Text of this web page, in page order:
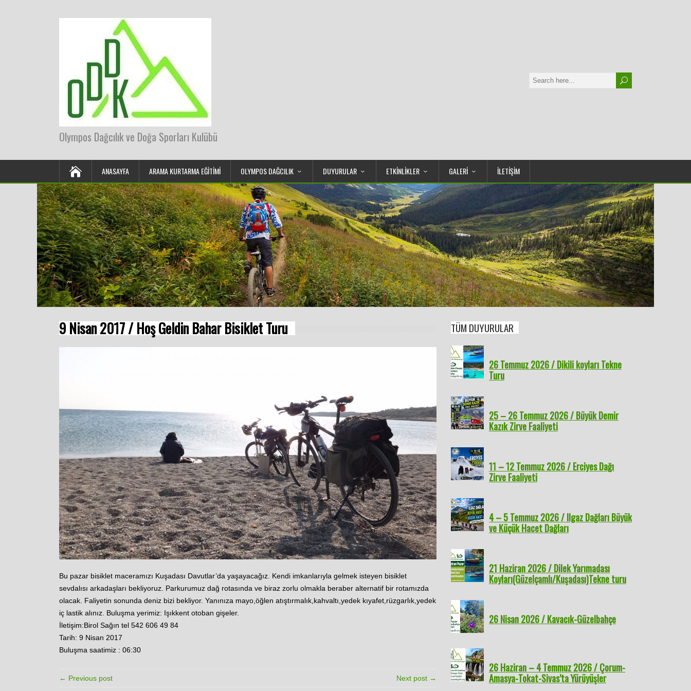
Olympos Dağcılık ve Doğa Sporları Kulübü
ANASAYFA ARAMA KURTARMA EĞITIMI OLYMPOS DAĞCILIK DUYURULAR ETKİNLİKLER GALERİ İLETİŞİM
9 Nisan 2017 / Hoş Geldin Bahar Bisiklet Turu
Bu pazar bisiklet maceramızı Kuşadası Davutlar’da yaşayacağız. Kendi imkanlarıyla gelmek isteyen bisiklet
sevdalısı arkadaşları bekliyoruz. Parkurumuz dağ rotasında ve biraz zorlu olmakla beraber alternatif bir rotamızda
olacak. Faliyetin sonunda deniz bizi bekliyor. Yanınıza mayo,öğlen atıştırmalık,kahvaltı,yedek kıyafet,rüzgarlık,yedek
iç lastik alınız. Buluşma yerimiz: Işıkkent otoban gişeler.
İletişim:Birol Sağın tel 542 606 49 84
Tarih: 9 Nisan 2017
Buluşma saatimiz : 06:30
← Previous post Next post →
TÜM DUYURULAR
26 Temmuz 2026 / Dikili koyları Tekne
Turu
25 – 26 Temmuz 2026 / Büyük Demir
Kazık Zirve Faaliyeti
11 – 12 Temmuz 2026 / Erciyes Dağı
Zirve Faaliyeti
4 – 5 Temmuz 2026 / Ilgaz Dağları Büyük
ve Küçük Hacet Dağları
21 Haziran 2026 / Dilek Yarımadası
Koyları(Güzelçamlı/Kuşadası)Tekne turu
26 Nisan 2026 / Kavacık-Güzelbahçe
26 Haziran – 4 Temmuz 2026 / Çorum-
Amasya-Tokat-Sivas’ta Yürüyüşler